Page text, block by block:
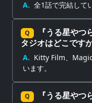
A. 全1話で完結して
Q
『うる星や
タジオはどこです
A. Kitty Film、
います。
Q
『うる星や